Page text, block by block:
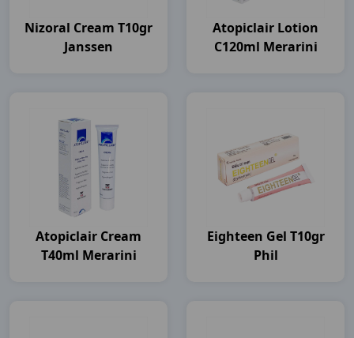
Nizoral Cream T10gr
Janssen
Atopiclair Lotion
C120ml Merarini
Atopiclair Cream
T40ml Merarini
Eighteen Gel T10gr
Phil